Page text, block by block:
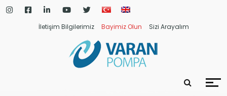
İletişim Bilgilerimiz Bayimiz Olun Sizi Arayalım